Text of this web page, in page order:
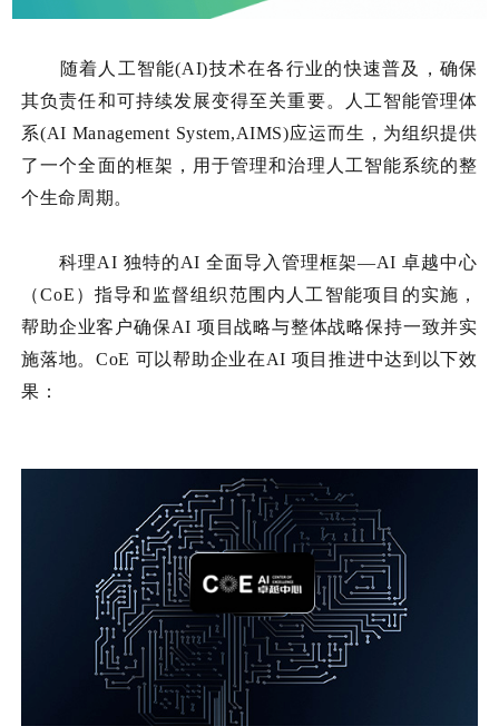
随着人工智能(AI)技术在各行业的快速普及，确保
其负责任和可持续发展变得至关重要。人工智能管理体
系(AI Management System,AIMS)应运而生，为组织提供
了一个全面的框架，用于管理和治理人工智能系统的整
个生命周期。
科理AI 独特的AI 全面导入管理框架—AI 卓越中心
（CoE）指导和监督组织范围内人工智能项目的实施，
帮助企业客户确保AI 项目战略与整体战略保持一致并实
施落地。CoE 可以帮助企业在AI 项目推进中达到以下效
果：